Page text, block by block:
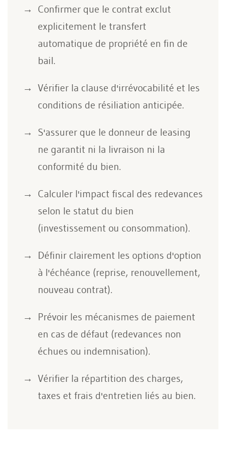
Confirmer que le contrat exclut
explicitement le transfert
automatique de propriété en fin de
bail.
Vérifier la clause d'irrévocabilité et les
conditions de résiliation anticipée.
S'assurer que le donneur de leasing
ne garantit ni la livraison ni la
conformité du bien.
Calculer l'impact fiscal des redevances
selon le statut du bien
(investissement ou consommation).
Définir clairement les options d'option
à l'échéance (reprise, renouvellement,
nouveau contrat).
Prévoir les mécanismes de paiement
en cas de défaut (redevances non
échues ou indemnisation).
Vérifier la répartition des charges,
taxes et frais d'entretien liés au bien.